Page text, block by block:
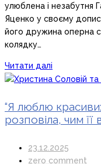
улюблена і незабутня
Яценко у своєму
його дружина оперна
колядку…
Читати далі
“Я люблю
розповіла, чим
23.12.2025
zero comment